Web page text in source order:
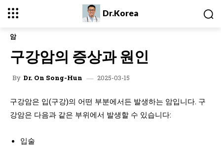
Dr.Korea
암
구강암의 증상과 원인
By Dr. On Song-Hun 2025-03-15
구강암은 입(구강)의 어떤 부분에서든 발생하는 암입니다. 구
강암은 다음과 같은 부위에서 발생할 수 있습니다:
입술